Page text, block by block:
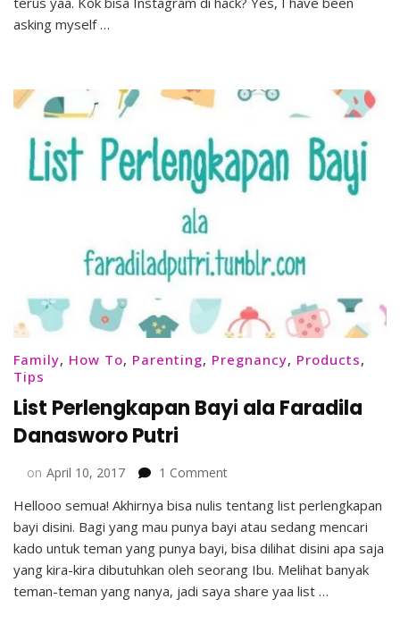
asking myself …
Family, How To, Parenting, Pregnancy, Products,
Tips
List Perlengkapan Bayi ala Faradila
Danasworo Putri
on April 10, 2017 1 Commenton
Perlengkapan
Bayi
ala
Faradila
Danasworo
Hellooo semua! Akhirnya bisa nulis tentang list perlengkapan
bayi disini. Bagi yang mau punya bayi atau sedang mencari
kado untuk teman yang punya bayi, bisa dilihat disini apa saja
yang kira-kira dibutuhkan oleh seorang Ibu. Melihat banyak
teman-teman yang nanya, jadi saya share yaa list …